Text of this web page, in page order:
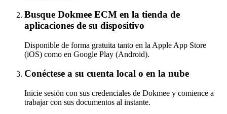
Busque Dokmee ECM en la tienda de
aplicaciones de su dispositivo
Disponible de forma gratuita tanto en la Apple App Store
(iOS) como en Google Play (Android).
Conéctese a su cuenta local o en la nube
Inicie sesión con sus credenciales de Dokmee y comience a
trabajar con sus documentos al instante.